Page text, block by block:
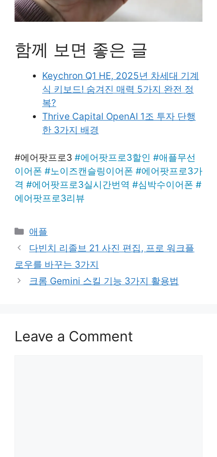
함께 보면 좋은 글
Keychron Q1 HE, 2025년 차세대 기계
식 키보드! 숨겨진 매력 5가지 완전 정
복?
Thrive Capital OpenAI 1조 투자 단행
한 3가지 배경
​#에어팟프로3 #에어팟프로3할인 #애플무선
이어폰 #노이즈캔슬링이어폰 #에어팟프로3가
격 #에어팟프로3실시간번역 #심박수이어폰 #
에어팟프로3리뷰
Categories
애플
다빈치 리졸브 21 사진 편집, 프로 워크플
로우를 바꾸는 3가지
크롬 Gemini 스킬 기능 3가지 활용법
Leave a Comment